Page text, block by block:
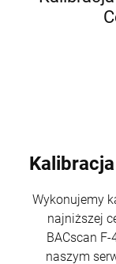
Wykonujemy
najniższej
BACscan
naszym